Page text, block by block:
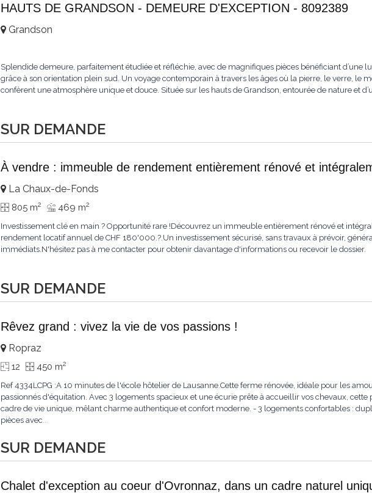
HAUTS DE GRANDSON - DEMEURE D'EXCEPTION - 8092389
SUR DEMANDE
Grandson
Splendide demeure, parfaitement étudiée et réfléchie, avec de magnifiques pièces bénéficiant d’une
grâce à son orientation plein sud. Un voyage contemporain à travers les âges où la pierre, le verre, le
confèrent une atmosphère unique et douce. Située sur les hauts de Grandson, entourée de nature et
À vendre : immeuble de rendement entièrement rénové et
SUR DEMANDE
La Chaux-de-Fonds
805 m2 469 m2
Investissement clé en main ? Opportunité rare !Découvrez un immeuble entièrement rénové et
rendement locatif annuel de CHF 180'000.?.Un investissement sécurisé, sans travaux à prévoir,
immédiats.N'hésitez pas à me contacter pour obtenir davantage d'informations ou recevoir le dossier.
Rêvez grand : vivez la vie de vos passions !
SUR DEMANDE
Ropraz
12 450 m2
Ref 4334LCPG :A 10 minutes de l'école hôtelier de Lausanne.Cette ferme rénovée, idéale pour les
passionnés d'équitation. Avec 3 logements spacieux et une écurie prête à accueillir vos chevaux, cette
cadre de vie unique, mêlant charme authentique et confort moderne. - 3 logements confortables :
pièces avec...
Chalet d'exception au coeur d'Ovronnaz, dans un cadre naturel